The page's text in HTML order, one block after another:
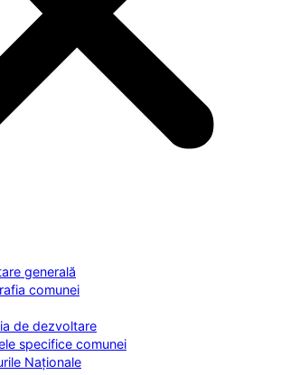
generală
comunei
de dezvoltare
specifice comunei
Naționale